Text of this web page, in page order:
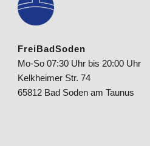
FreiBadSoden
Mo-So 07:30 Uhr bis 20:00 Uhr
Kelkheimer Str. 74
65812 Bad